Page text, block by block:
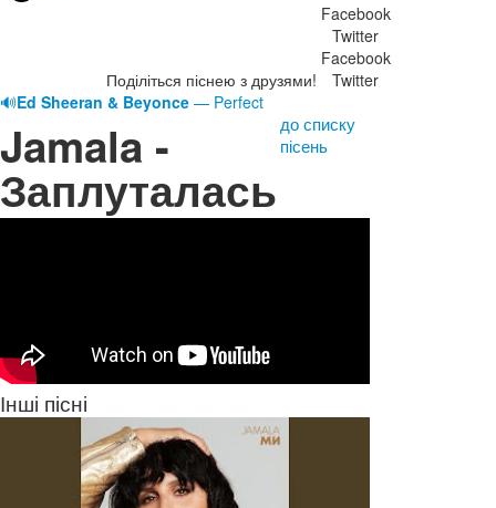
Поділіться піснею з друзями!
Facebook
Twitter
Facebook
Twitter
🔊Ed Sheeran & Beyonce — Perfect
Jamala -
Заплуталась
до списку
пісень
Інші пісні